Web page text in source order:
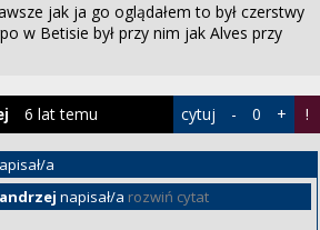
jak ja go oglądałem to był czerstwy
w Betisie był przy nim jak Alves przy
a
napisał/a rozwiń cytat
6 lat temu cytuj - 0 + !